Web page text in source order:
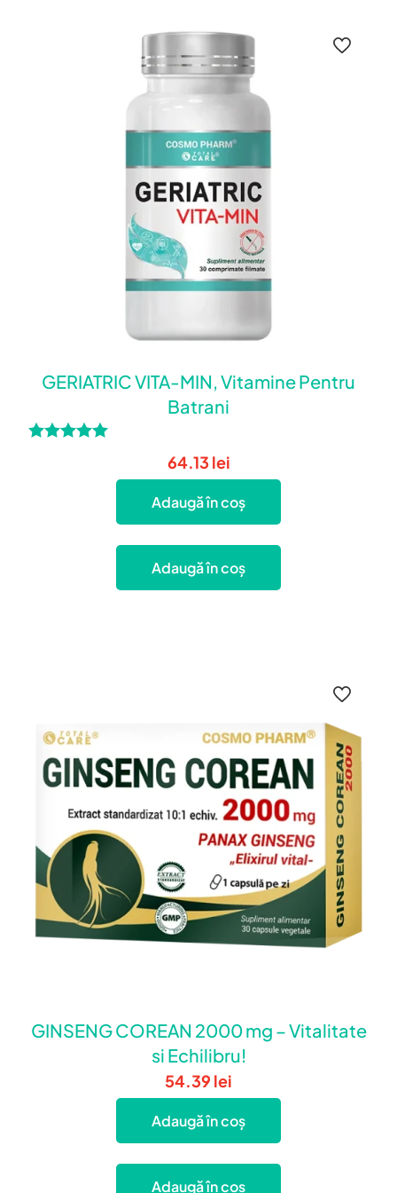
GERIATRIC VITA-MIN, Vitamine Pentru
Batrani
64.13 lei
Adaugă în coș
Adaugă în coș
GINSENG COREAN 2000 mg – Vitalitate
si Echilibru!
54.39 lei
Adaugă în coș
Adaugă în coș